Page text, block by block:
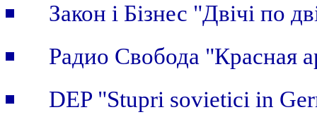
Закон i Бiзнес "Двічі по
Радио Свобода "Красная
DEP "Stupri sovietici in